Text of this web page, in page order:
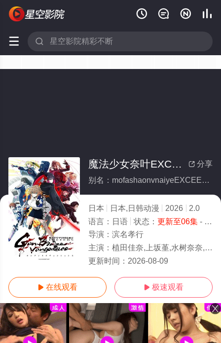
   
 
更新至06集
 分享
魔法少女奈叶EXCEEDS Gun Blaze Vengeance
别名：mofashaonvnaiyeEXCEEDSGunBlazeVengeance
日本 日本,日韩动漫 2026
2.0
语言： 日语 状态： 更新至06集- 免费在线观看
导演： 滨名孝行
主演： 植田佳奈,上坂堇,水树奈奈,田村由香里,野上尤加奈,日高里菜,伊藤彩沙,小林爱香,青木阳菜,寺川千春,结川麻希
更新时间： 2026-08-09
 在线观看  极速观看